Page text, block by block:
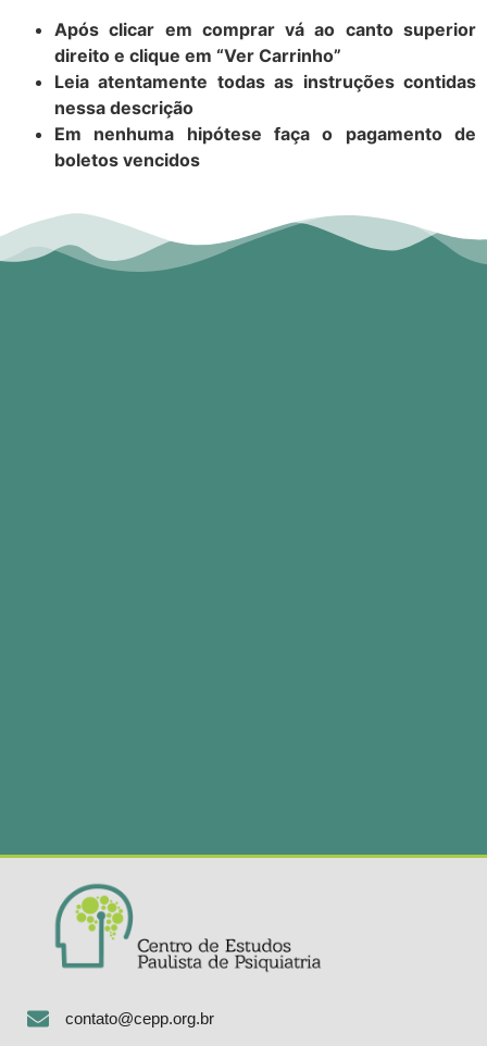
Após clicar em comprar vá ao canto superior
direito e clique em “Ver Carrinho”
Leia atentamente todas as instruções contidas
nessa descrição
Em nenhuma hipótese faça o pagamento de
boletos vencidos
contato@cepp.org.br